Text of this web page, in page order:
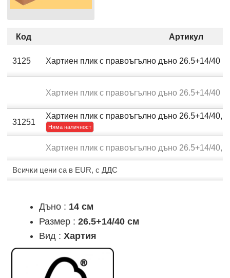
Код Артикул
3125 Хартиен плик с правоъгълно дъно 26.5+14/40
Хартиен плик с правоъгълно дъно 26.5+14/40
31251
Хартиен плик с правоъгълно дъно 26.5+14/40,
Няма наличност
Хартиен плик с правоъгълно дъно 26.5+14/40,
Всички цени са в EUR, с ДДС
Дъно : 14 см
Размер : 26.5+14/40 см
Вид : Хартия